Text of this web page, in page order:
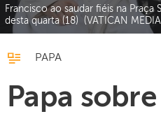
Francisco ao saudar fiéis na Praça
desta quarta (18) (VATICAN
PAPA
Papa